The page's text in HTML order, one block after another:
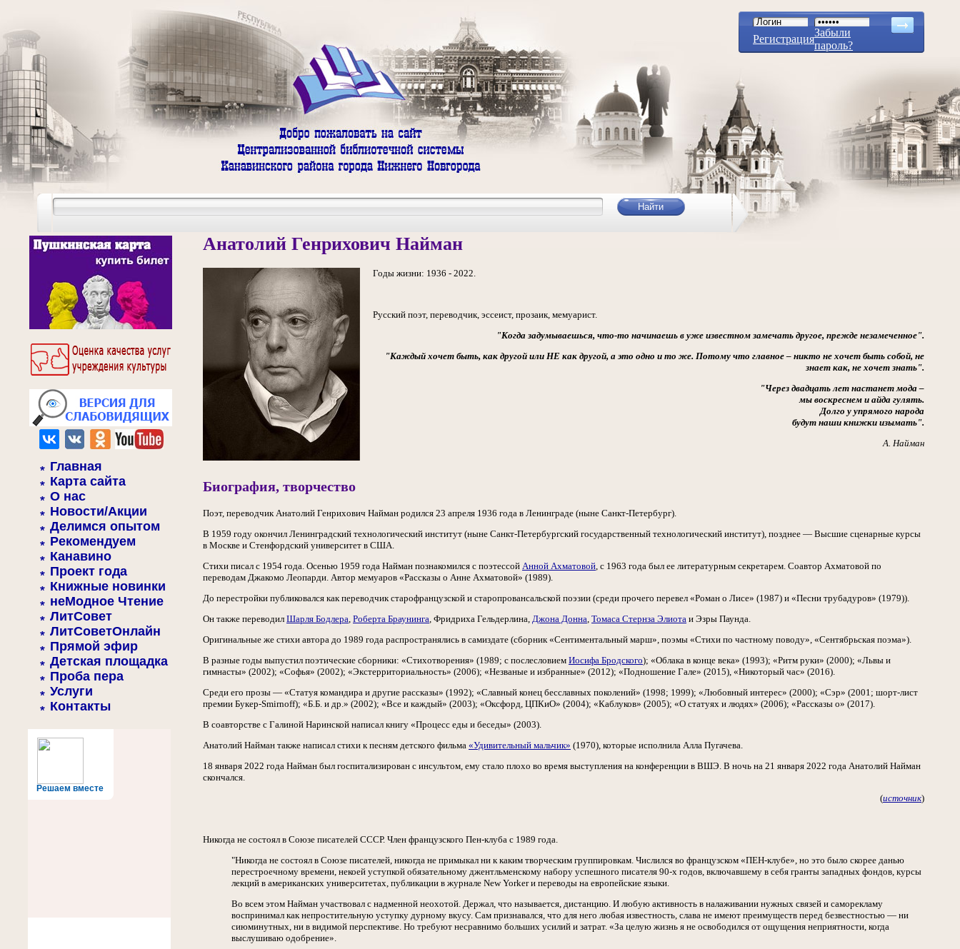
Регистрация
Забыли
пароль?
Главная
Карта сайта
О нас
Новости/Акции
Делимся опытом
Рекомендуем
Канавино
Проект года
Книжные новинки
неМодное Чтение
ЛитСовет
ЛитСоветОнлайн
Прямой эфир
Детская площадка
Проба пера
Услуги
Контакты
Решаем вместе
Анатолий Генрихович Найман
Годы жизни: 1936 - 2022.
Русский поэт, переводчик, эссеист, прозаик, мемуарист.
"Когда задумываешься, что-то начинаешь в уже известном замечать другое, прежде незамеченное".
"Каждый хочет быть, как другой или НЕ как другой, а это одно и то же. Потому что главное– никто не хочет быть собой, не
знает как, не хочет знать".
"Через двадцать лет настанет мода –
мы воскреснем и айда гулять.
Долго у упрямого народа
будут наши книжки изымать".
А. Найман
Биография, творчество
Поэт, переводчик Анатолий Генрихович Найман родился 23 апреля 1936 года в Ленинграде (ныне Санкт-Петербург).
В 1959 году окончил Ленинградский технологический институт (ныне Санкт-Петербургский государственный технологический институт), позднее — Высшие сценарные курсы
в Москве и Стенфордский университет в США.
Стихи писал с 1954 года. Осенью 1959 года Найман познакомился с поэтессой Анной Ахматовой, с 1963 года был ее литературным секретарем. Соавтор Ахматовой по
переводам Джакомо Леопарди. Автор мемуаров «Рассказы о Анне Ахматовой» (1989).
До перестройки публиковался как переводчик старофранцузской и старопровансальской поэзии (среди прочего перевел «Роман о Лисе» (1987) и «Песни трубадуров» (1979)).
Он также переводил Шарля Бодлера, Роберта Браунинга, Фридриха Гельдерлина, Джона Донна, Томаса Стернза Элиота и Эзры Паунда.
Оригинальные же стихи автора до 1989 года распространялись в самиздате (сборник «Сентиментальный марш», поэмы «Стихи по частному поводу», «Сентябрьская поэма»).
В разные годы выпустил поэтические сборники: «Стихотворения» (1989; с послесловием Иосифа Бродского); «Облака в конце века» (1993); «Ритм руки» (2000); «Львы и
гимнасты» (2002); «Софья» (2002); «Экстерриториальность» (2006); «Незваные и избранные» (2012); «Подношение Гале» (2015), «Никоторый час» (2016).
Среди его прозы — «Статуя командира и другие рассказы» (1992); «Славный конец бесславных поколений» (1998; 1999); «Любовный интерес» (2000); «Сэр» (2001; шорт-лист
премии Букер-Smirnoff); «Б.Б. и др.» (2002); «Все и каждый» (2003); «Оксфорд, ЦПКиО» (2004); «Каблуков» (2005); «О статуях и людях» (2006); «Рассказы о» (2017).
В соавторстве с Галиной Наринской написал книгу «Процесс еды и беседы» (2003).
Анатолий Найман также написал стихи к песням детского фильма «Удивительный мальчик» (1970), которые исполнила Алла Пугачева.
18 января 2022 года Найман был госпитализирован с инсультом, ему стало плохо во время выступления на конференции в ВШЭ. В ночь на 21 января 2022 года Анатолий Найман
скончался.
(источник)
Никогда не состоял в Союзе писателей СССР. Член французского Пен-клуба с 1989 года.
"Никогда не состоял в Союзе писателей, никогда не примыкал ни к каким творческим группировкам. Числился во французском «ПЕН-клубе», но это было скорее данью
перестроечному времени, некоей уступкой обязательному джентльменскому набору успешного писателя 90-х годов, включавшему в себя гранты западных фондов, курсы
лекций в американских университетах, публикации в журнале New Yorker и переводы на европейские языки.
Во всем этом Найман участвовал с надменной неохотой. Держал, что называется, дистанцию. И любую активность в налаживании нужных связей и саморекламу
воспринимал как непростительную уступку дурному вкусу. Сам признавался, что для него любая известность, слава не имеют преимуществ перед безвестностью — ни
сиюминутных, ни в видимой перспективе. Но требуют несравнимо больших усилий и затрат. «За целую жизнь я не освободился от ощущения неприятности, когда
выслушиваю одобрение».